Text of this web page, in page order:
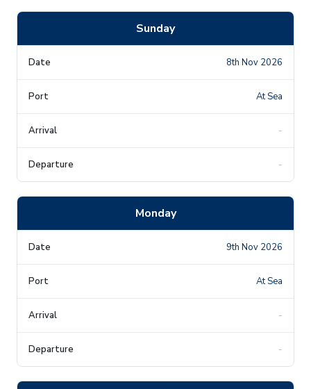
Sunday
8th Nov 2026
At Sea
-
-
Monday
9th Nov 2026
At Sea
-
-